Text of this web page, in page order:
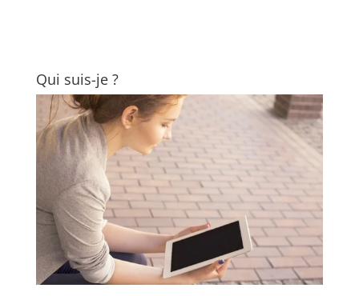
Qui suis-je ?